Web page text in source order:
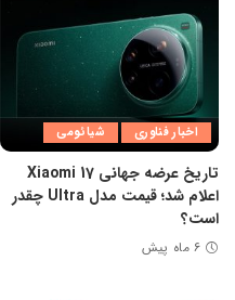
اخبار فناوری شیائومی
تاریخ عرضه جهانی Xiaomi 17
اعلام شد؛ قیمت مدل Ultra چقدر
است؟
۶ ماه پیش